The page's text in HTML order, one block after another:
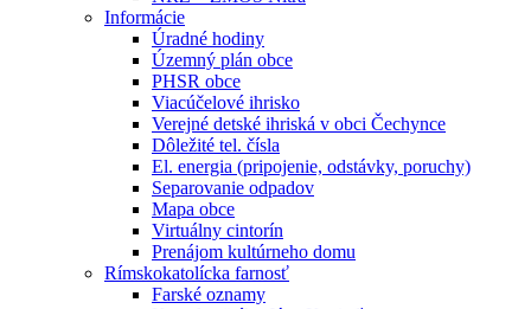
Informácie
Úradné hodiny
Územný plán obce
PHSR obce
Viacúčelové ihrisko
Verejné detské ihriská v obci Čechynce
Dôležité tel. čísla
El. energia (pripojenie, odstávky, poruchy)
Separovanie odpadov
Mapa obce
Virtuálny cintorín
Prenájom kultúrneho domu
Rímskokatolícka farnosť
Farské oznamy